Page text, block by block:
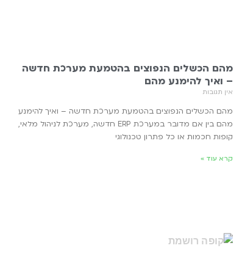
מהם הכשלים הנפוצים בהטמעת מערכת חדשה
– ואיך להימנע מהם
אין תגובות
מהם הכשלים הנפוצים בהטמעת מערכת חדשה – ואיך להימנע
מהם בין אם מדובר במערכת ERP חדשה, מערכת לניהול מלאי,
קופות חכמות או כל פתרון טכנולוגי
קרא עוד »